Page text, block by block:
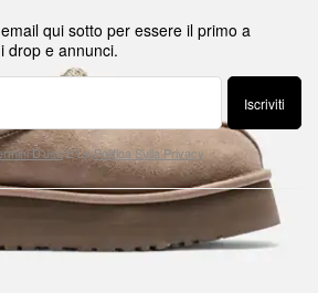
qui sotto per essere il primo a
drop e annunci.
Iscriviti
D'usoE LaPolitica Sulla Privacy.